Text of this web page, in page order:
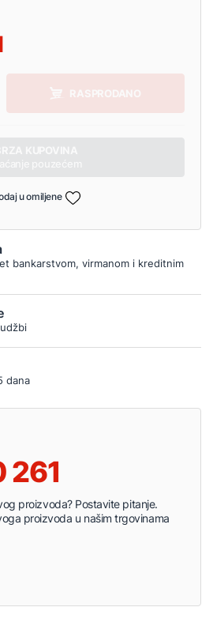
RASPRODANO
u omiljene
bankarstvom, virmanom i kreditnim
dana
261
proizvoda? Postavite pitanje.
proizvoda u našim trgovinama